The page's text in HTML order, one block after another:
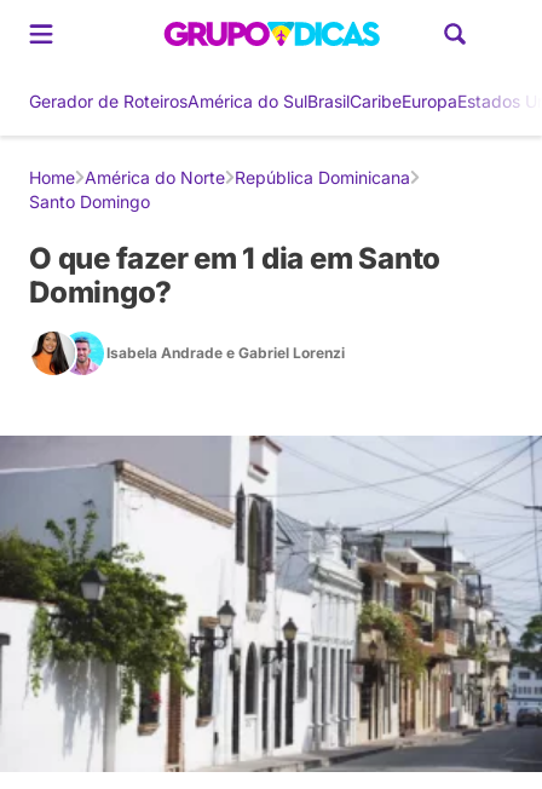
Gerador de RoteirosAmérica do SulBrasilCaribeEuropaEstados
Home América do Norte República Dominicana
Santo Domingo
O que fazer em 1 dia em Santo
Domingo?
Isabela Andrade e Gabriel Lorenzi